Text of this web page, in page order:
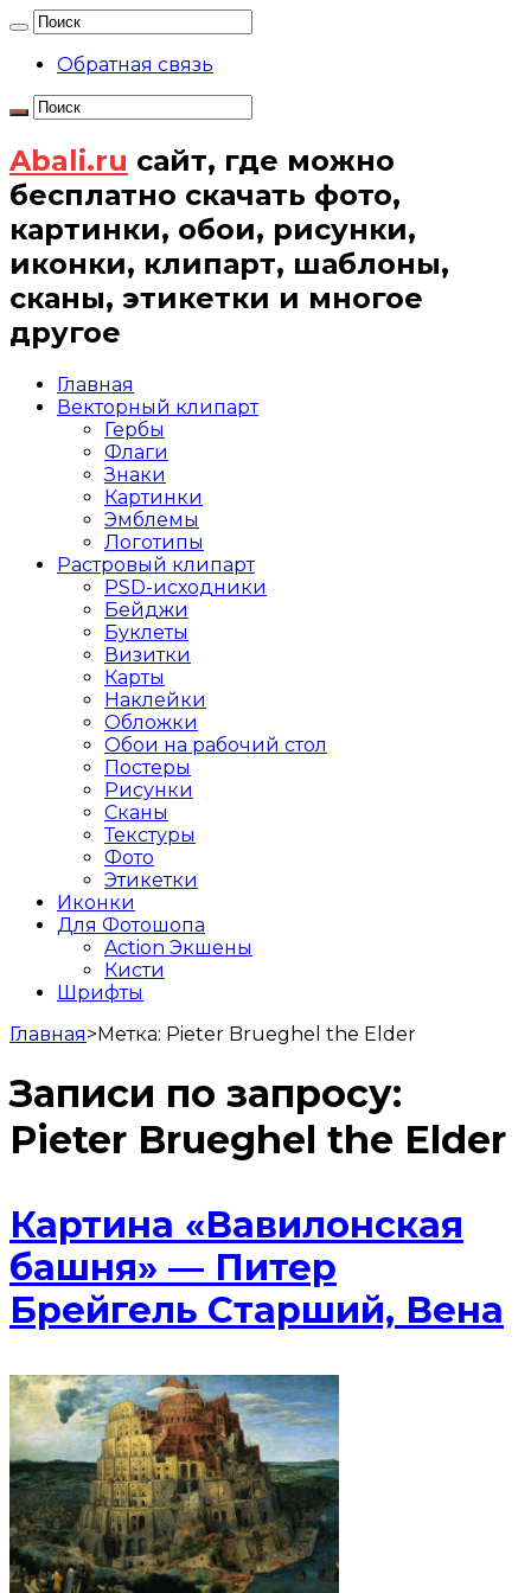
Обратная связь
Abali.ru сайт, где можно
бесплатно скачать фото,
картинки, обои, рисунки,
иконки, клипарт, шаблоны,
сканы, этикетки и многое
другое
Главная
Векторный клипарт
Гербы
Флаги
Знаки
Картинки
Эмблемы
Логотипы
Растровый клипарт
PSD-исходники
Бейджи
Буклеты
Визитки
Карты
Наклейки
Обложки
Обои на рабочий стол
Постеры
Рисунки
Сканы
Текстуры
Фото
Этикетки
Иконки
Для Фотошопа
Action Экшены
Кисти
Шрифты
Главная>Метка: Pieter Brueghel the Elder
Записи по запросу:
Pieter Brueghel the Elder
Картина «Вавилонская
башня» — Питер
Брейгель Старший, Вена